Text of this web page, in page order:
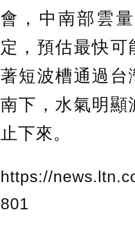
會，中南部雲
定，預估最快
著短波槽通過台
南下，水氣明顯
止下來。
https://
801